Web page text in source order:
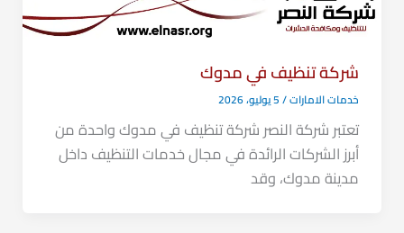
شركة تنظيف في مدوك
خدمات الامارات/5 يوليو، 2026
تعتبر شركة النصر شركة تنظيف في مدوك واحدة من
أبرز الشركات الرائدة في مجال خدمات التنظيف داخل
مدينة مدوك، وقد